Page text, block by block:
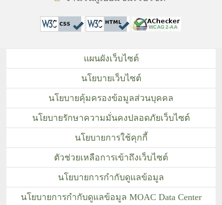
แผนผังเว็บไซต์
นโยบายเว็บไซต์
นโยบายคุ้มครองข้อมูลส่วนบุคคล
นโยบายรักษาความมั่นคงปลอดภัยเว็บไซต์
นโยบายการใช้คุกกี้
ตัวช่วยเหลือการเข้าถึงเว็บไซต์
นโยบายการกำกับดูแลข้อมูล
นโยบายการกำกับดูแลข้อมูล MOAC Data Center